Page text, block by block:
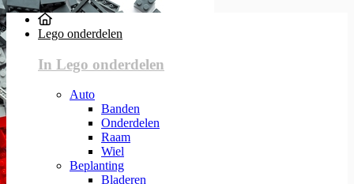
Lego onderdelen
In Lego onderdelen
Auto
Banden
Onderdelen
Raam
Wiel
Beplanting
Bladeren